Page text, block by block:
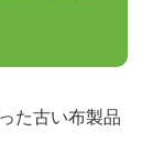
た古い布製品